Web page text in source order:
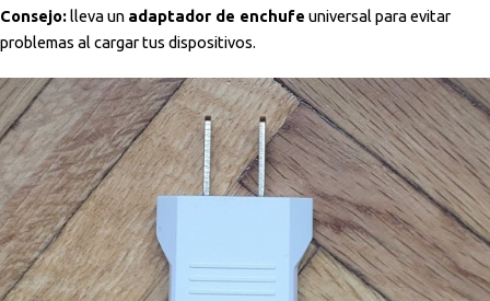
Consejo:lleva un adaptador de enchufe universal para evitar
problemas al cargar tus dispositivos.